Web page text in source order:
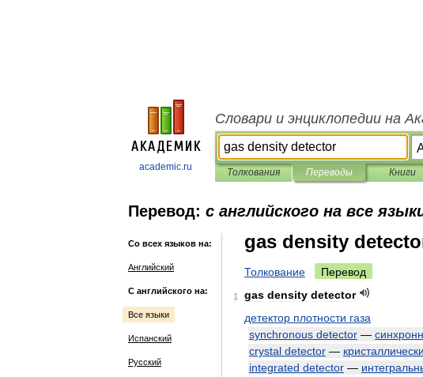
academic.ru
Словари и энциклопедии на
Толкования Переводы Книги
Перевод: с английского на все
Со всех языков на:
Английский
С английского на:
Все языки
Испанский
Русский
gas density
Толкование Перевод
1 gas density detector
детектор плотности газа
synchronous detector —
crystal detector —
integrated detector —